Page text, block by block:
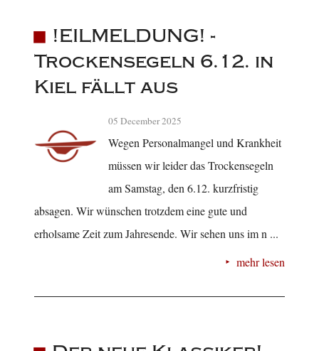
!EILMELDUNG! -
Trockensegeln 6.12. in
Kiel fällt aus
05 December 2025
Wegen Personalmangel und Krankheit
müssen wir leider das Trockensegeln
am Samstag, den 6.12. kurzfristig
absagen. Wir wünschen trotzdem eine gute und
erholsame Zeit zum Jahresende. Wir sehen uns im n ...
mehr lesen